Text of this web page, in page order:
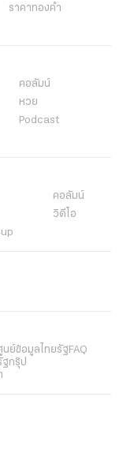
ราคาทองคำ
คอลัมน์
หวย
Podcast
คอลัมน์
วิดีโอ
นย์ข้อมูลไทยรัฐFAQ
ฐกรุ๊ป